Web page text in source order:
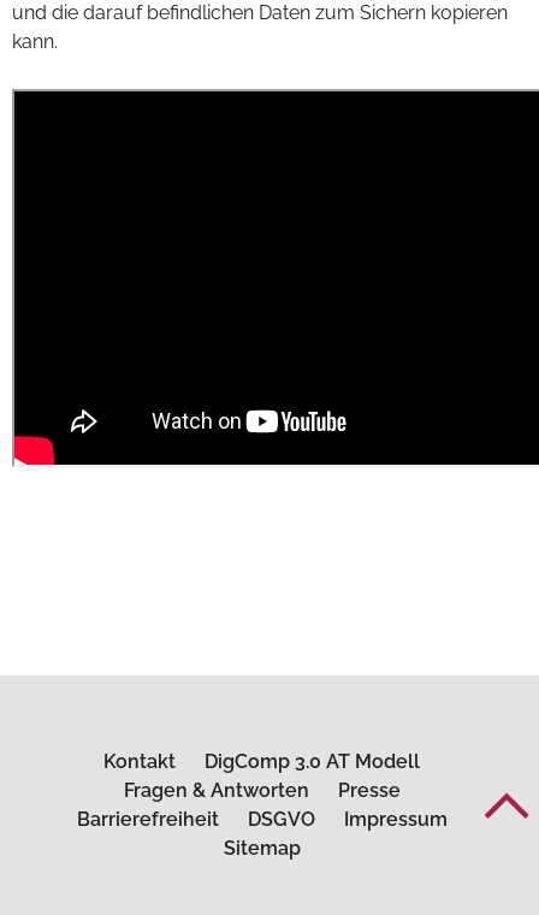
und die darauf befindlichen Daten zum Sichern kopieren
kann.
Kontakt
DigComp 3.0 AT Modell
Fragen & Antworten
Presse
Barrierefreiheit
DSGVO
Impressum
Sitemap